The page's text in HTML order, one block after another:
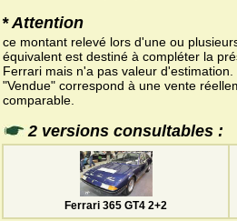
* Attention
ce montant relevé lors d'une ou
équivalent est destiné à compléter la
Ferrari mais n'a pas valeur d'estimation.
"Vendue" correspond à une vente
comparable.
2 versions consultables :
Ferrari 365 GT4 2+2